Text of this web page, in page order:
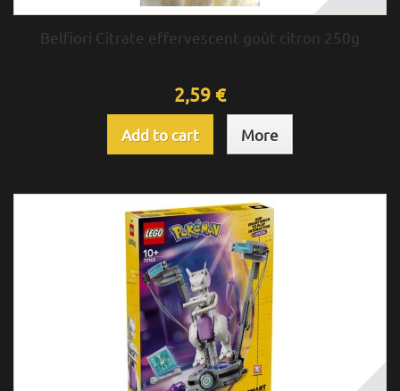
Belfiori Citrate effervescent goût citron 250g
2,59 €
Add to cart More